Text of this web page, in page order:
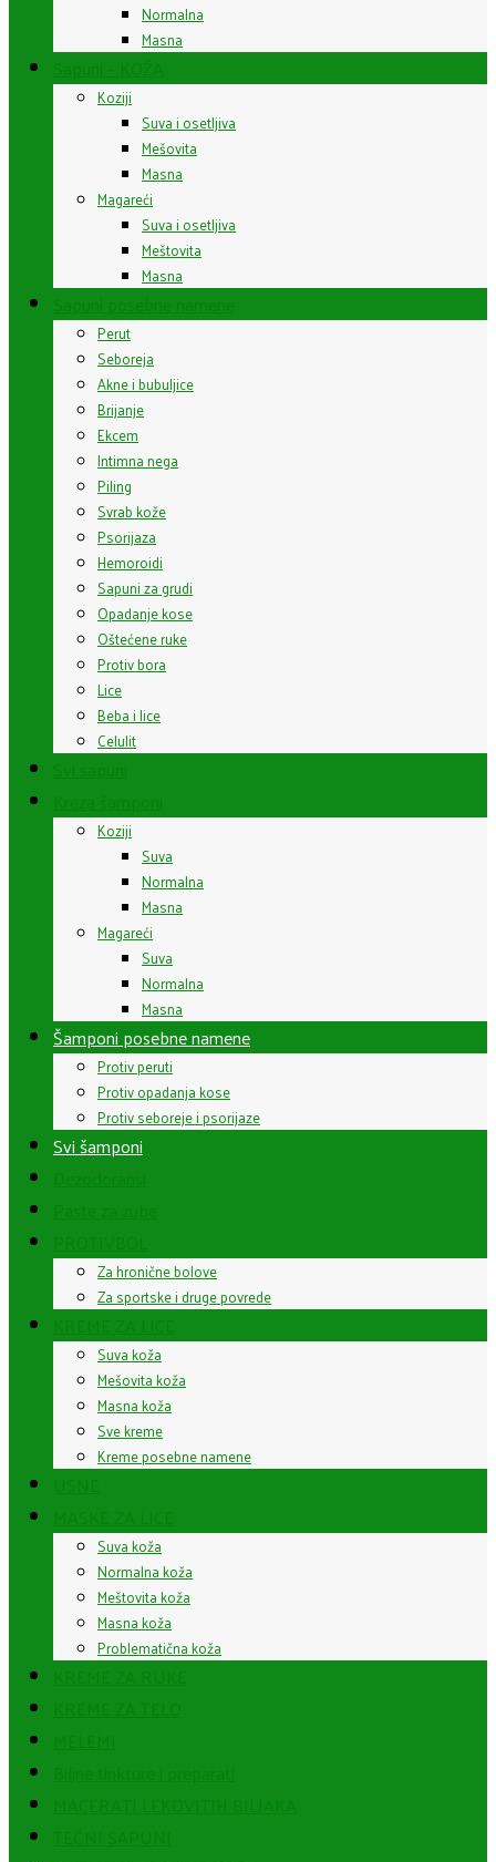
Normalna
Masna
Koziji
Suva i osetljiva
Mešovita
Masna
Magareći
Suva i osetljiva
Meštovita
Masna
Perut
Seboreja
Akne i bubuljice
Brijanje
Ekcem
Intimna nega
Piling
Svrab kože
Psorijaza
Hemoroidi
Sapuni za grudi
Opadanje kose
Oštećene ruke
Protiv bora
Lice
Beba i lice
Celulit
Koziji
Suva
Normalna
Masna
Magareći
Suva
Normalna
Masna
Šamponi posebne namene
Protiv peruti
Protiv opadanja kose
Protiv seboreje i psorijaze
Svi šamponi
Za hronične bolove
Za sportske i druge povrede
Suva koža
Mešovita koža
Masna koža
Sve kreme
Kreme posebne namene
Suva koža
Normalna koža
Meštovita koža
Masna koža
Problematična koža